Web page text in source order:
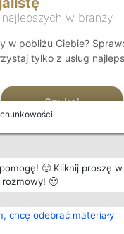
🙂 Kliknij proszę w
🙂
chcę odebrać materiały
w branży
w pobliżu Ciebie?
tylko z usług
Szukaj
o.
Plebiscyt
Laureaci